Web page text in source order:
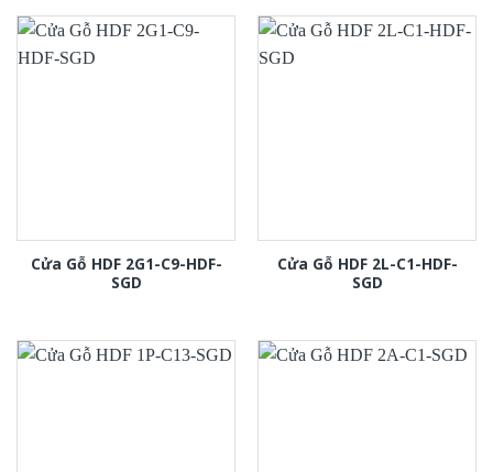
Cửa Gỗ HDF 2G1-C9-HDF-
SGD
Cửa Gỗ HDF 2L-C1-HDF-
SGD